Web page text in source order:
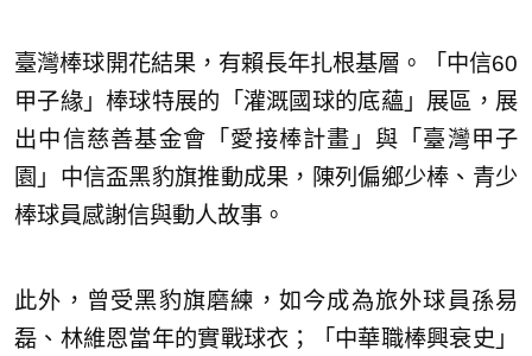
臺灣棒球開花結果，有賴長年扎根基層。「中信60
甲子緣」棒球特展的「灌溉國球的底蘊」展區，展
出中信慈善基金會「愛接棒計畫」與「臺灣甲子
園」中信盃黑豹旗推動成果，陳列偏鄉少棒、青少
棒球員感謝信與動人故事。
此外，曾受黑豹旗磨練，如今成為旅外球員孫易
磊、林維恩當年的實戰球衣；「中華職棒興衰史」